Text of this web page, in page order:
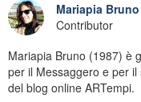
Mariapia Bruno
Contributor
Mariapia Bruno (1987) è
per il Messaggero e per
del blog online ARTempi.